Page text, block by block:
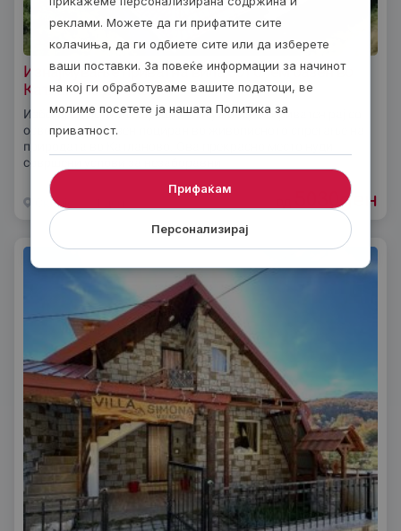
Изнајмување приватна вила со голем базен во
Катланово до Скопје
Избегај од летните горештини и уживај во приватен рај со
освежителен базен лоциран во живописното спрегање на
природата во Катланово. Ова прекрасно место нуди
совршени услови за незаборавни
Скопjе ден
реклами. Можете да ги прифатите сите
колачиња, да ги одбиете сите или да изберете
ваши поставки. За повеќе информации за начинот
на кој ги обработуваме вашите податоци, ве
молиме посетете ја нашата Политика за
приватност.
Персонализирај
Прифаќам